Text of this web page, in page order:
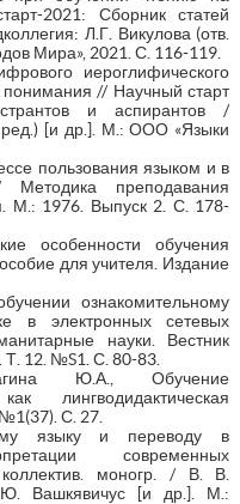
2021: Сборник статей
Л.Г. Викулова (отв.
Мира», 2021. С. 116-119.
иероглифического
понимания // Научный старт
и аспирантов /
ред.) [и др.]. М.: ООО «Языки
пользования языком и в
преподавания
М.: 1976. Выпуск 2. С. 178-
особенности обучения
для учителя. Издание
ознакомительному
в электронных сетевых
науки. Вестник
Т. 12. №S1. С. 80-83.
Ю.А., Обучение
лингводидактическая
С. 27.
языку и переводу в
современных
коллектив. моногр. / В. В.
Вашкявичус [и др.]. М.: